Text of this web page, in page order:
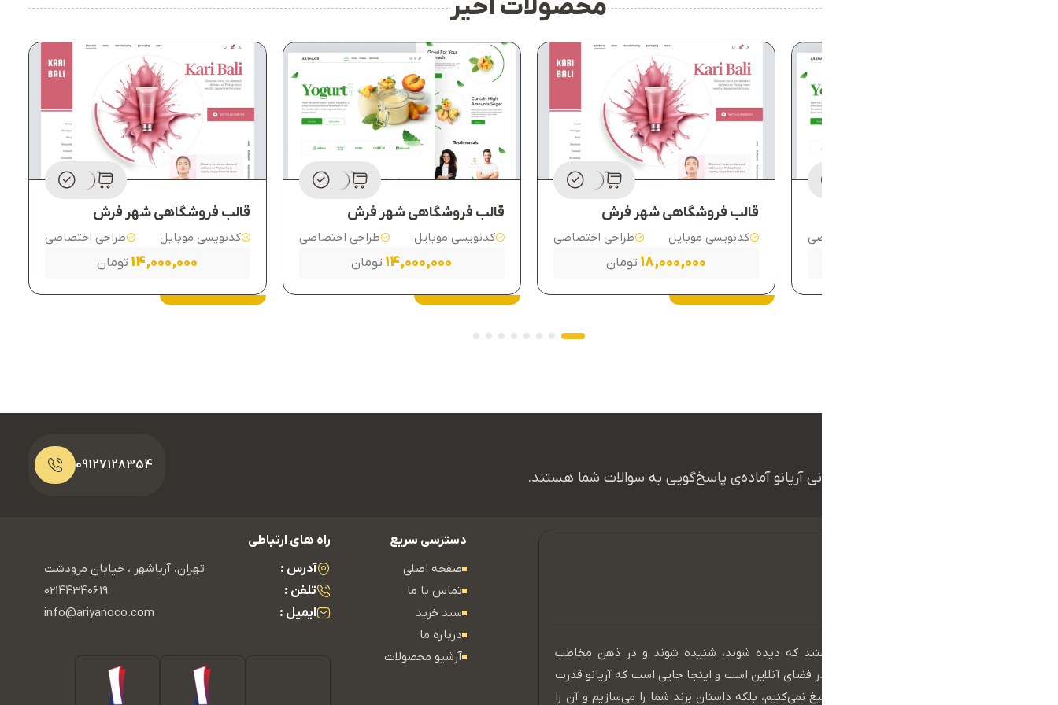
محصولات اخیر
طراحی اختصاصی
قالب فروشگاهی شهر فرش
کدنویسی موبایل طراحی اختصاصی
18,000,000 تومان
قالب فروشگاهی شهر فرش
کدنویسی موبایل طراحی اختصاصی
14,000,000 تومان
قالب فروشگاهی شهر فرش
کدنویسی موبایل طراحی اختصاصی
14,000,000 تومان
همکاران ما در تیم پشتیبانی آریانو آماده‌ی پاسخ‌گویی به سوالات شما هستند.
09127128354
در عصر دیجیتال، برندهایی موفق هستند که دیده شوند، شنیده شوند و در ذهن مخاطب
بمانند. دنیای امروز، دنیای حضور مؤثر در فضای آنلاین است و اینجا جایی است که آریانو قدرت
واقعی خود را نشان می‌دهد. ما فقط تبلیغ نمی‌کنیم، بلکه داستان برند شما را می‌سازیم و آن را
دسترسی سریع
صفحه اصلی
تماس با ما
سبد خرید
درباره ما
آرشیو محصولات
راه های ارتباطی
آدرس :
تهران، آریاشهر ، خیابان مرودشت
تلفن :
02144340619
ایمیل :
info@ariyanoco.com